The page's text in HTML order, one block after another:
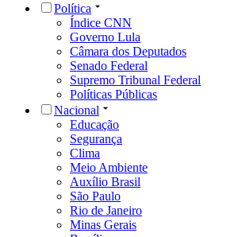
Política
Índice CNN
Governo Lula
Câmara dos Deputados
Senado Federal
Supremo Tribunal Federal
Políticas Públicas
Nacional
Educação
Segurança
Clima
Meio Ambiente
Auxílio Brasil
São Paulo
Rio de Janeiro
Minas Gerais